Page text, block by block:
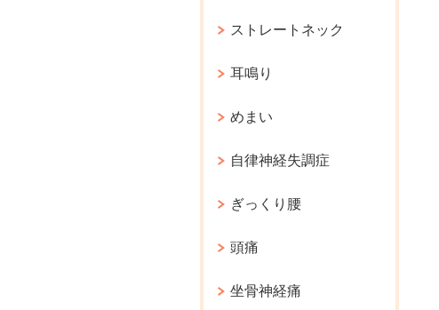
ストレートネック
耳鳴り
めまい
自律神経失調症
ぎっくり腰
頭痛
坐骨神経痛